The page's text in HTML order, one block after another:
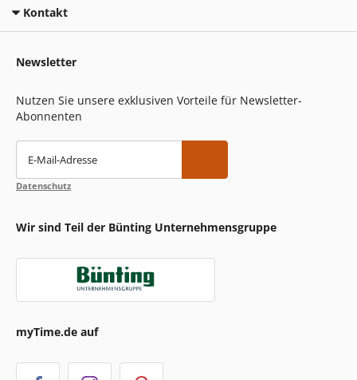
Kontakt
Newsletter
Nutzen Sie unsere exklusiven Vorteile für Newsletter-
Abonnenten
E-Mail-Adresse
Datenschutz
Wir sind Teil der Bünting Unternehmensgruppe
myTime.de auf